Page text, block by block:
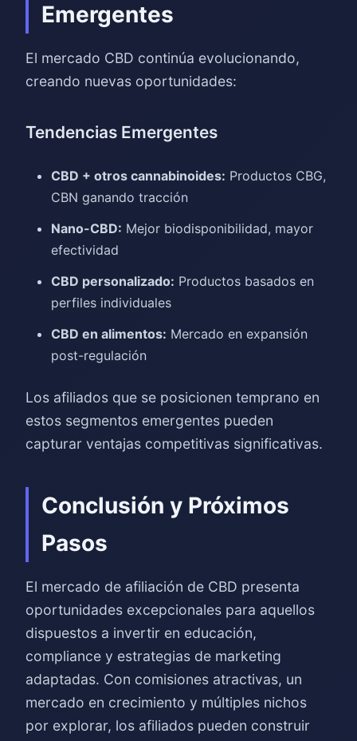
Emergentes
El mercado CBD continúa evolucionando,
creando nuevas oportunidades:
Tendencias Emergentes
CBD + otros cannabinoides: Productos CBG,
CBN ganando tracción
Nano-CBD: Mejor biodisponibilidad, mayor
efectividad
CBD personalizado: Productos basados en
perfiles individuales
CBD en alimentos: Mercado en expansión
post-regulación
Los afiliados que se posicionen temprano en
estos segmentos emergentes pueden
capturar ventajas competitivas significativas.
Conclusión y Próximos
Pasos
El mercado de afiliación de CBD presenta
oportunidades excepcionales para aquellos
dispuestos a invertir en educación,
compliance y estrategias de marketing
adaptadas. Con comisiones atractivas, un
mercado en crecimiento y múltiples nichos
por explorar, los afiliados pueden construir